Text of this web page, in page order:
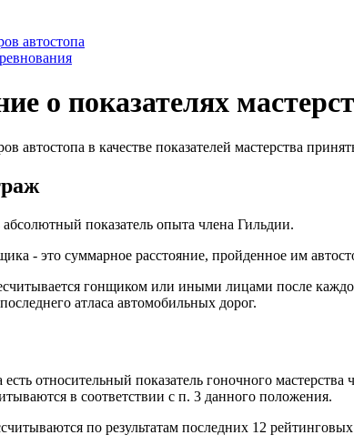
о показателях
автостопа в качестве показателей мастерства
показатель опыта члена Гильдии.
- это суммарное расстояние, пройденное им
гонщиком или иными лицами после
атласа автомобильных дорог.
относительный показатель гоночного мастерства
в соответствии с п. 3 данного положения.
по результатам последних 12